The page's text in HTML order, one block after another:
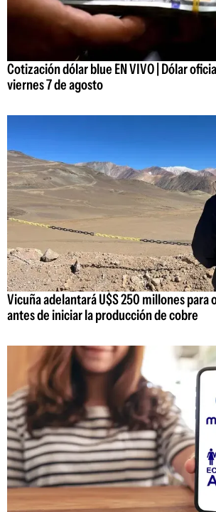
Cotización dólar blue EN VIVO | Dólar
viernes 7 de agosto
Vicuña adelantará U$S 250 millones para
antes de iniciar la producción de cobre